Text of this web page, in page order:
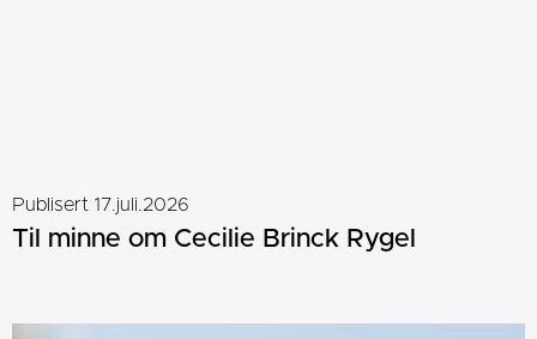
Publisert 17.juli.2026
Til minne om Cecilie Brinck Rygel